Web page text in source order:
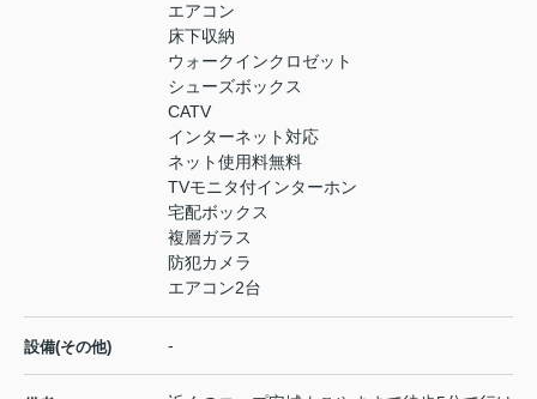
エアコン
床下収納
ウォークインクロゼット
シューズボックス
CATV
インターネット対応
ネット使用料無料
TVモニタ付インターホン
宅配ボックス
複層ガラス
防犯カメラ
エアコン2台
設備(その他) -